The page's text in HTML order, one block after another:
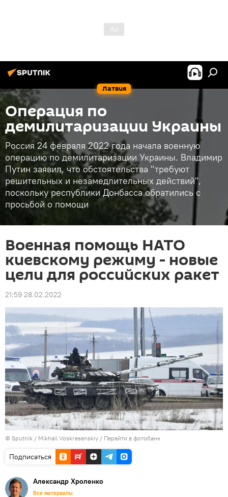
Латвия
Операция по
демилитаризации Украины
Россия 24 февраля 2022 года начала военную
операцию по демилитаризации Украины. Владимир
Путин заявил, что обстоятельства "требуют
решительных и незамедлительных действий",
поскольку республики Донбасса обратились с
просьбой о помощи
Военная помощь НАТО
киевскому режиму - новые
цели для российских ракет
21:59 28.02.2022
© Sputnik / Mikhail Voskresenskiy / Перейти в фотобанк
Подписаться
Александр Хроленко
Все материалы